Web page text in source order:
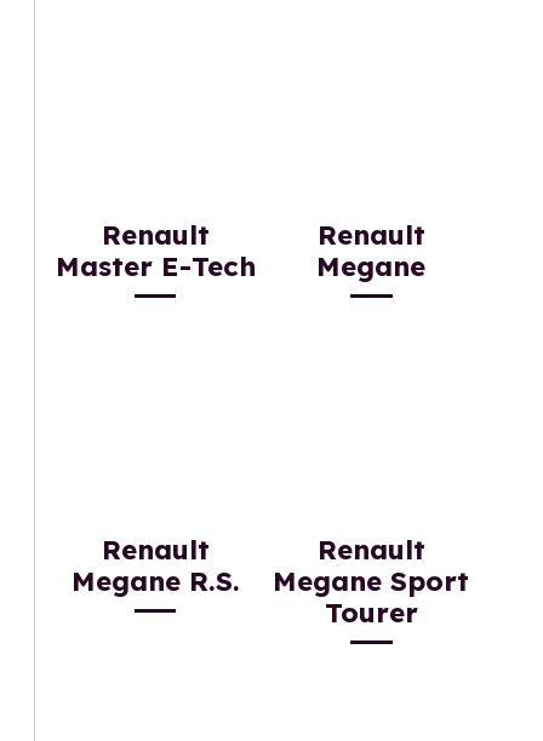
Renault
Master E-Tech
Renault
Megane
Renault
Megane R.S.
Renault
Megane Sport
Tourer